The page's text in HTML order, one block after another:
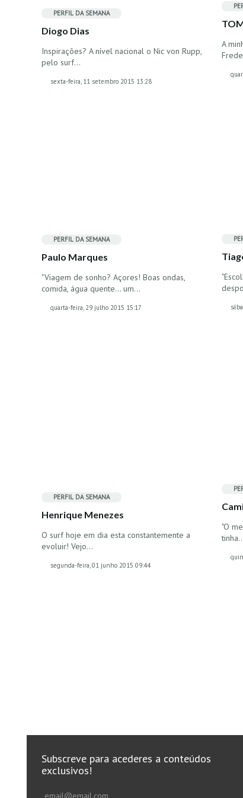
PERFIL DA SEMANA
Diogo Dias
Inspirações? A nível nacional o Nic von Rupp,
pelo surf…
sexta-feira, 11 setembro 2015 13:28
A
PERFIL DA SEMANA
Paulo Marques
"Viagem de sonho? Açores! Boas ondas,
comida, água quente... um…
quarta-feira, 29 julho 2015 15:17
PERFIL DA SEMANA
Henrique Menezes
O surf hoje em dia esta constantemente a
evoluir! Vejo…
segunda-feira, 01 junho 2015 09:44
"O
Subscreve para acederes a conteúdos
exclusivos!